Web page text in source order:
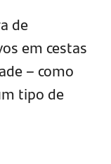
de
em cestas
– como
tipo de